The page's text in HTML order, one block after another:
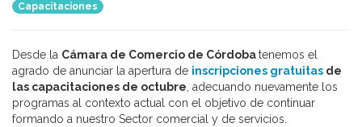
Capacitaciones
Desde la Cámara de Comercio de Córdobatenemos el
agrado de anunciar la apertura de inscripciones gratuitas de
las capacitaciones de octubre , adecuando nuevamente los
programas al contexto actual con el objetivo de continuar
formando a nuestro Sector comercial y de servicios.